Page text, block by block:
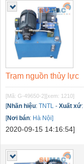
Trạm nguồn thủy lực
[Mã: G-49650-2][xem: 1210]
[Nhãn hiệu: TNTL - Xuất xứ:
[Nơi bán: Hà Nội]
2020-09-15 14:16:54]